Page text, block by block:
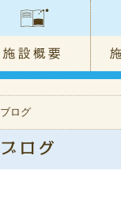
ブログ